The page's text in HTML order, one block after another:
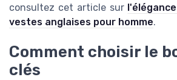
consultez cet article sur
vestes anglaises pour homme.
Comment choisir le
clés